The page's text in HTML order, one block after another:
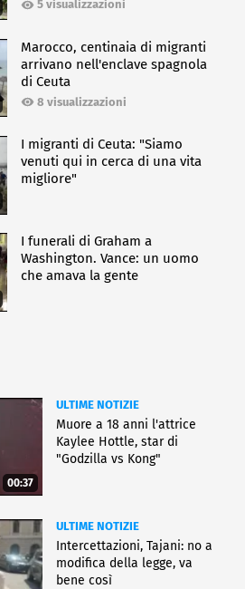
5 visualizzazioni
Marocco, centinaia di migranti
arrivano nell'enclave spagnola
di Ceuta
8 visualizzazioni
I migranti di Ceuta: "Siamo
venuti qui in cerca di una vita
migliore"
I funerali di Graham a
Washington. Vance: un uomo
che amava la gente
00:37
ULTIME NOTIZIE
Muore a 18 anni l'attrice
Kaylee Hottle, star di
"Godzilla vs Kong"
ULTIME NOTIZIE
Intercettazioni, Tajani: no a
modifica della legge, va
bene così